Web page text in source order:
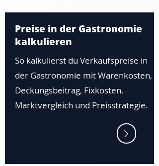
Preise in der Gastronomie
kalkulieren
So kalkulierst du Verkaufspreise in
der Gastronomie mit Warenkosten,
Deckungsbeitrag, Fixkosten,
Marktvergleich und Preisstrategie.